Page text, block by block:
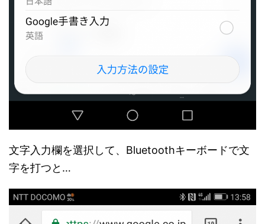
文字入力欄を選択して、Bluetoothキーボードで文
字を打つと…